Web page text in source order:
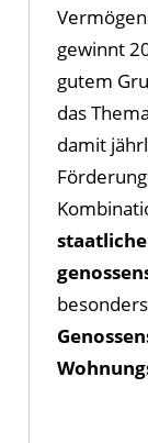
gewinnt
gutem
das
damit